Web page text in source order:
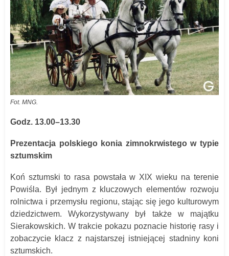
Fot. MNG.
Godz. 13.00–13.30
Prezentacja polskiego konia zimnokrwistego w typie
sztumskim
Koń sztumski to rasa powstała w XIX wieku na terenie
Powiśla. Był jednym z kluczowych elementów rozwoju
rolnictwa i przemysłu regionu, stając się jego kulturowym
dziedzictwem. Wykorzystywany był także w majątku
Sierakowskich. W trakcie pokazu poznacie historię rasy i
zobaczycie klacz z najstarszej istniejącej stadniny koni
sztumskich.